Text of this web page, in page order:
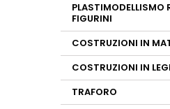
PLASTIMODELLISMO
FIGURINI
COSTRUZIONI IN
COSTRUZIONI IN
TRAFORO